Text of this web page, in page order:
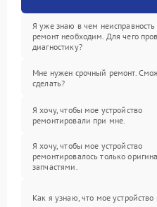
Я уже знаю в чем
ремонт необходим. Для чего
диагностику?
Мне нужен срочный ремонт.
сделать?
Я хочу, чтобы мое устройство
ремонтировали при мне.
Я хочу, чтобы мое устройство
ремонтировалось только
запчастями.
Как я узнаю, что мое устройство